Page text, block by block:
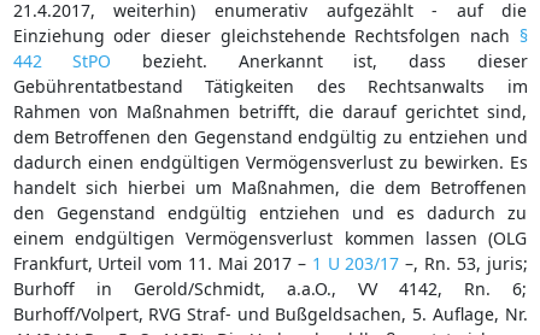
21.4.2017, weiterhin) enumerativ aufgezählt - auf die
Einziehung oder dieser gleichstehende Rechtsfolgen nach §
442 StPO bezieht. Anerkannt ist, dass dieser
Gebührentatbestand Tätigkeiten des Rechtsanwalts im
Rahmen von Maßnahmen betrifft, die darauf gerichtet sind,
dem Betroffenen den Gegenstand endgültig zu entziehen und
dadurch einen endgültigen Vermögensverlust zu bewirken. Es
handelt sich hierbei um Maßnahmen, die dem Betroffenen
den Gegenstand endgültig entziehen und es dadurch zu
einem endgültigen Vermögensverlust kommen lassen (OLG
Frankfurt, Urteil vom 11. Mai 2017 – 1 U 203/17 –, Rn. 53, juris;
Burhoff in Gerold/Schmidt, a.a.O., VV 4142, Rn. 6;
Burhoff/Volpert, RVG Straf- und Bußgeldsachen, 5. Auflage, Nr.